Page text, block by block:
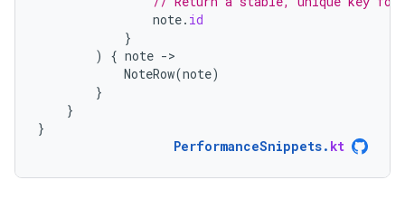
note. id
}
)
{ note -
NoteRow(note)
}
}
}
PerformanceSnippets. kt